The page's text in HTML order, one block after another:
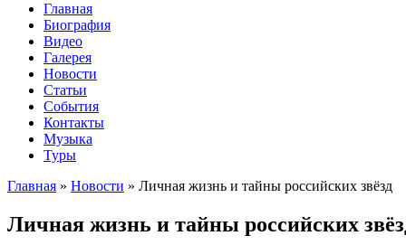
Главная
Биография
Видео
Галерея
Новости
Статьи
События
Контакты
Музыка
Туры
Главная » Новости » Личная жизнь и тайны российских звёзд
Личная жизнь и тайны российских